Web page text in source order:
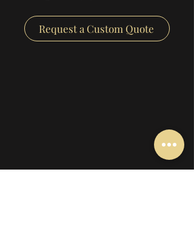
Request a Custom Quote